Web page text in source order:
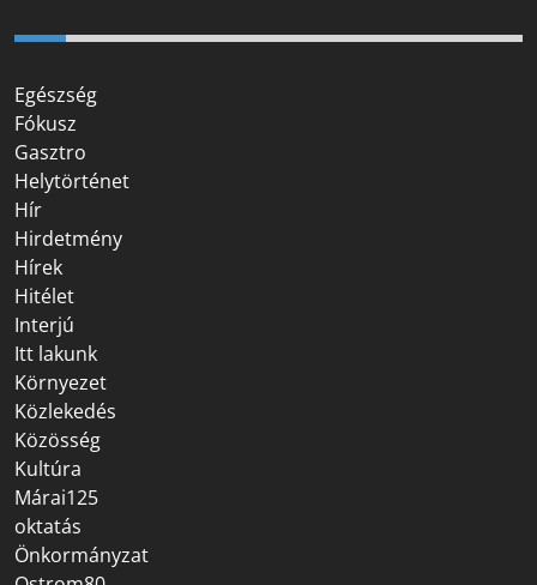
Egészség
Fókusz
Gasztro
Helytörténet
Hír
Hirdetmény
Hírek
Hitélet
Interjú
Itt lakunk
Környezet
Közlekedés
Közösség
Kultúra
Márai125
oktatás
Önkormányzat